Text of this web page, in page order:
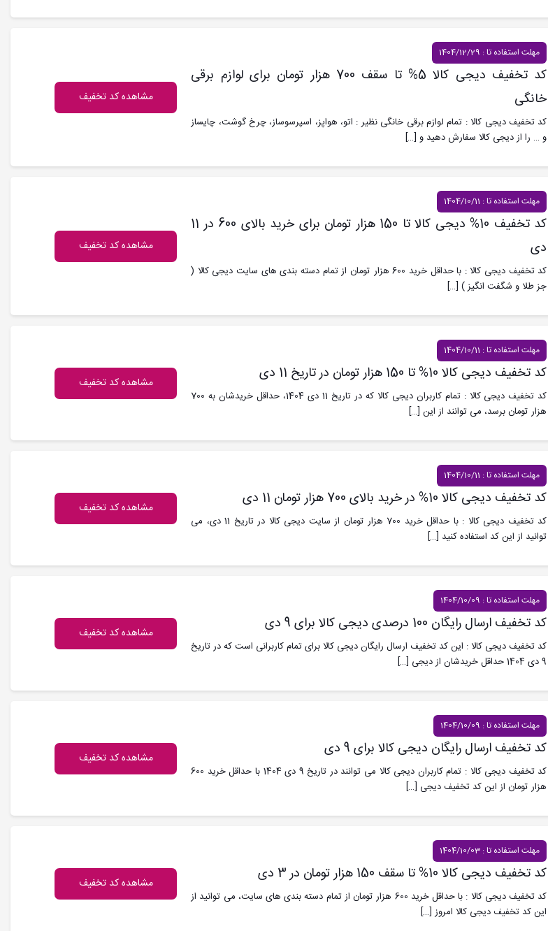
مهلت استفاده تا : 1404/12/29
کد تخفیف دیجی کالا 5% تا سقف 700 هزار تومان برای لوازم برقی
خانگی
کد تخفیف دیجی کالا : تمام لوازم برقی خانگی نظیر : اتو، هواپز، اسپرسوساز، چرخ گوشت، چایساز
و … را از دیجی کالا سفارش دهید و[…]
مشاهده کد تخفیف
مهلت استفاده تا : 1404/10/11
کد تخفیف 10% دیجی کالا تا 150 هزار تومان برای خرید بالای 600 در 11
دی
کد تخفیف دیجی کالا : با حداقل خرید 600 هزار تومان از تمام دسته بندی های سایت دیجی کالا (
جز طلا و شگفت انگیز )[…]
مشاهده کد تخفیف
مهلت استفاده تا : 1404/10/11
کد تخفیف دیجی کالا 10% تا 150 هزار تومان در تاریخ 11 دی
کد تخفیف دیجی کالا : تمام کاربران دیجی کالا که در تاریخ 11 دی 1404، حداقل خریدشان به 700
هزار تومان برسد، می توانند از این[…]
مشاهده کد تخفیف
مهلت استفاده تا : 1404/10/11
کد تخفیف دیجی کالا 10% در خرید بالای 700 هزار تومان 11 دی
کد تخفیف دیجی کالا : با حداقل خرید 700 هزار تومان از سایت دیجی کالا در تاریخ 11 دی، می
توانید از این کد استفاده کنید […]
مشاهده کد تخفیف
مهلت استفاده تا : 1404/10/09
کد تخفیف ارسال رایگان 100 درصدی دیجی کالا برای 9 دی
کد تخفیف دیجی کالا : این کد تخفیف ارسال رایگان دیجی کالا برای تمام کاربرانی است که در تاریخ
9 دی 1404 حداقل خریدشان از دیجی
[…]
مشاهده کد تخفیف
مهلت استفاده تا : 1404/10/09
کد تخفیف ارسال رایگان دیجی کالا برای 9 دی
کد تخفیف دیجی کالا : تمام کاربران دیجی کالا می توانند در تاریخ 9 دی 1404 با حداقل خرید 600
هزار تومان از این کد تخفیف دیجی […]
مشاهده کد تخفیف
مهلت استفاده تا : 1404/10/03
کد تخفیف دیجی کالا 10% تا سقف 150 هزار تومان در 3 دی
کد تخفیف دیجی کالا : با حداقل خرید 600 هزار تومان از تمام دسته بندی های سایت، می توانید از
این کد تخفیف دیجی کالا امروز[…]
مشاهده کد تخفیف